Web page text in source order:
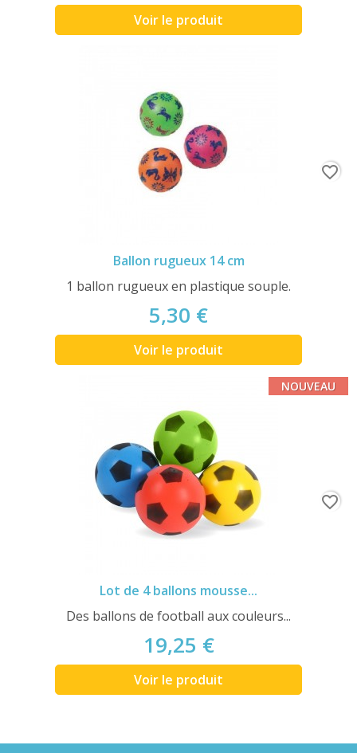
Voir le produit
Ballon rugueux 14 cm
1 ballon rugueux en plastique souple.
5,30 €
Voir le produit
favorite_border
Lot de 4 ballons mousse...
Des ballons de football aux couleurs...
19,25 €
Voir le produit
NOUVEAU
favorite_border